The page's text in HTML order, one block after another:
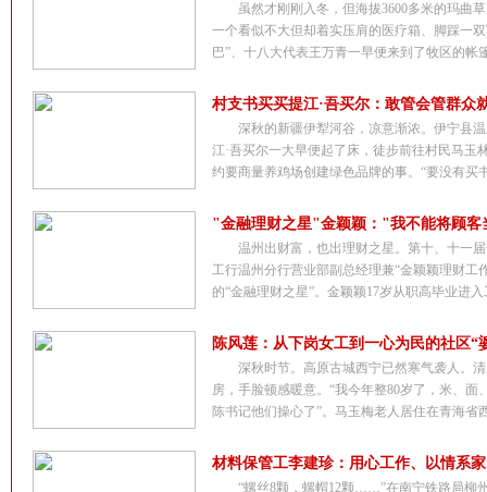
虽然才刚刚入冬，但海拔3600多米的玛曲
一个看似不大但却着实压肩的医疗箱、脚踩一
巴”、十八大代表王万青一早便来到了牧区的帐
村支书买买提江·吾买尔：敢管会管群众
深秋的新疆伊犁河谷，凉意渐浓。伊宁县
江·吾买尔一大早便起了床，徒步前往村民马玉
约要商量养鸡场创建绿色品牌的事。“要没有买
"金融理财之星"金颖颖："我不能将顾客
温州出财富，也出理财之星。第十、十一
工行温州分行营业部副总经理兼“金颖颖理财工
的“金融理财之星”。金颖颖17岁从职高毕业进
陈风莲：从下岗女工到一心为民的社区“
深秋时节。高原古城西宁已然寒气袭人。
房，手脸顿感暖意。“我今年整80岁了，米、
陈书记他们操心了”。马玉梅老人居住在青海省
材料保管工李建珍：用心工作、以情系
“螺丝8颗，螺帽12颗……”在南宁铁路局柳